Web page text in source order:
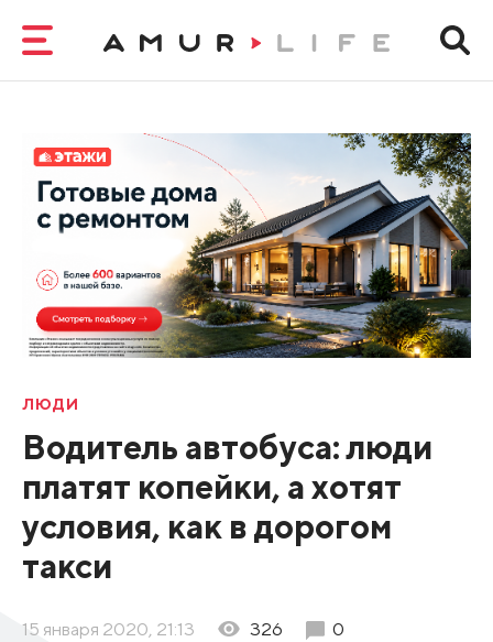
ЛЮДИ
Водитель автобуса: люди
платят копейки, а хотят
условия, как в дорогом
такси
15 января 2020, 21:13 326 0